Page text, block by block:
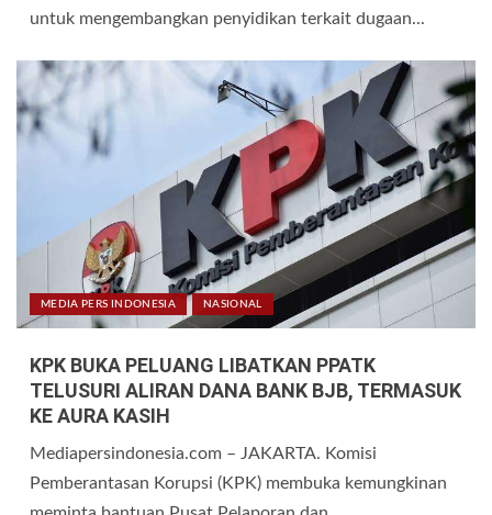
untuk mengembangkan penyidikan terkait dugaan...
MEDIA PERS INDONESIA NASIONAL
KPK BUKA PELUANG LIBATKAN PPATK
TELUSURI ALIRAN DANA BANK BJB, TERMASUK
KE AURA KASIH
Mediapersindonesia.com – JAKARTA. Komisi
Pemberantasan Korupsi (KPK) membuka kemungkinan